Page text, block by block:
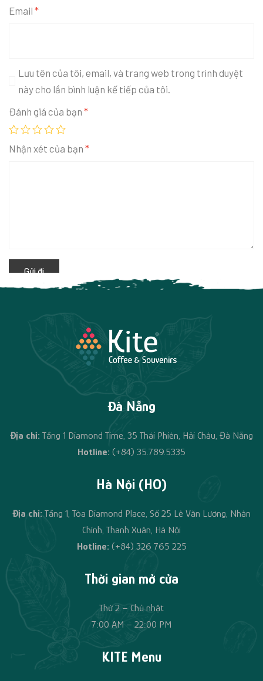
Email *
Lưu tên của tôi, email, và trang web trong trình duyệt
này cho lần bình luận kế tiếp của tôi.
Đánh giá của bạn *
Nhận xét của bạn *
Đà Nẵng
Địa chỉ: Tầng 1 Diamond Time, 35 Thái Phiên, Hải Châu, Đà Nẵng
Hotline: (+84) 35.789.5335
Hà Nội (HO)
Địa chỉ:Tầng 1, Tòa Diamond Place, Số 25 Lê Văn Lương, Nhân
Chính, Thanh Xuân, Hà Nội
Hotline: (+84) 326 765 225
Thời gian mở cửa
Thứ 2 – Chủ nhật
7:00 AM – 22:00 PM
KITE Menu